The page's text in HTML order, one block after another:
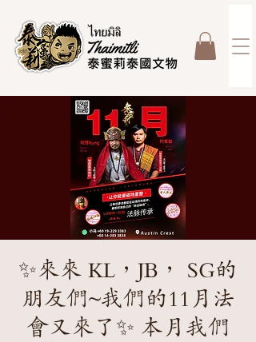
✨來來 KL，JB， SG的
朋友們~我們的11月法
會又來了✨ 本月我們